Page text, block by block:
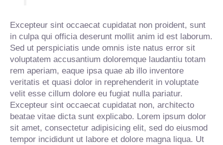
Excepteur sint occaecat cupidatat non proident, sunt
in culpa qui officia deserunt mollit anim id est laborum.
Sed ut perspiciatis unde omnis iste natus error sit
voluptatem accusantium doloremque laudantiu totam
rem aperiam, eaque ipsa quae ab illo inventore
veritatis et quasi dolor in reprehenderit in voluptate
velit esse cillum dolore eu fugiat nulla pariatur.
Excepteur sint occaecat cupidatat non, architecto
beatae vitae dicta sunt explicabo. Lorem ipsum dolor
sit amet, consectetur adipisicing elit, sed do eiusmod
tempor incididunt ut labore et dolore magna liqua. Ut